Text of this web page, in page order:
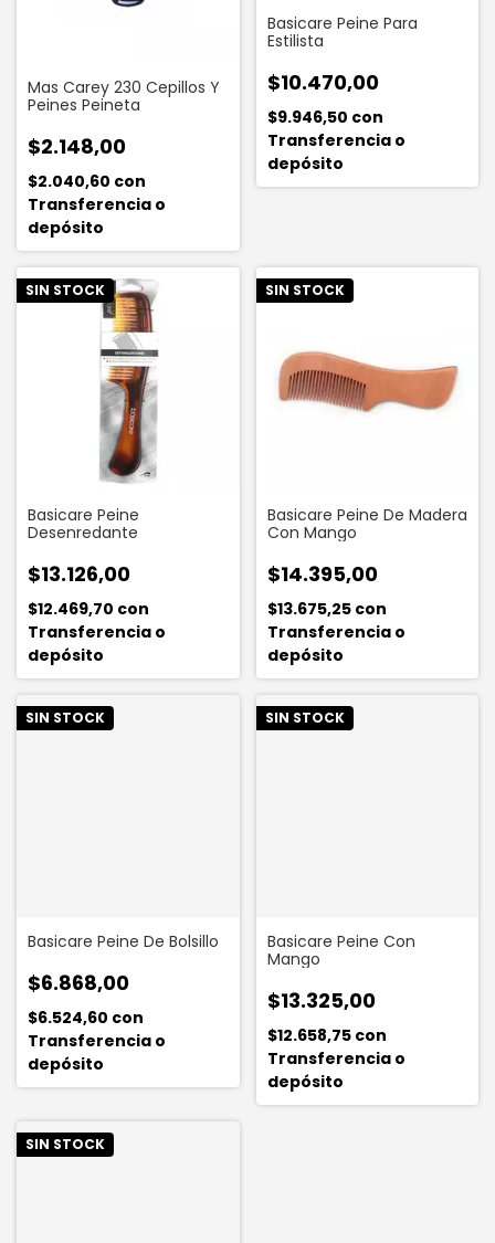
Mas Carey 230 Cepillos Y
Peines Peineta
$2.148,00
$2.040,60 con
Transferencia o
depósito
Basicare Peine Para
Estilista
$10.470,00
$9.946,50 con
Transferencia o
depósito
SIN STOCK
Basicare Peine
Desenredante
$13.126,00
$12.469,70 con
Transferencia o
depósito
SIN STOCK
Basicare Peine De Madera
Con Mango
$14.395,00
$13.675,25 con
Transferencia o
depósito
SIN STOCK
Basicare Peine De Bolsillo
$6.868,00
$6.524,60 con
Transferencia o
depósito
SIN STOCK
Basicare Peine Con
Mango
$13.325,00
$12.658,75 con
Transferencia o
depósito
SIN STOCK